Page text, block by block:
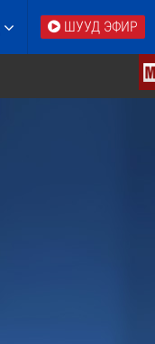
ШУУД ЭФИР